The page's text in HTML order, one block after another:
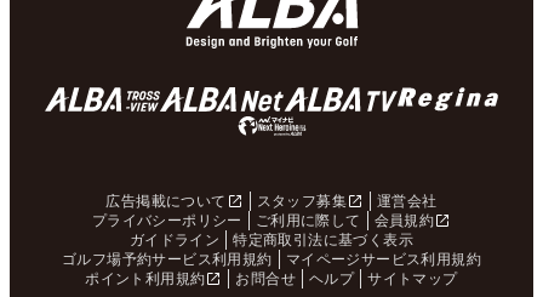
広告掲載について スタッフ募集
運営会社
プライバシーポリシー
ご利用に際して
会員規約
ガイドライン
特定商取引法に基づく表示
ゴルフ場予約サービス利用規約
マイページサービス利用規約
ポイント利用規約
お問合せ ヘルプ サイトマップ